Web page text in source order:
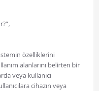
özelliklerini
alanlarını belirten bir
veya kullanıcı
cihazın veya